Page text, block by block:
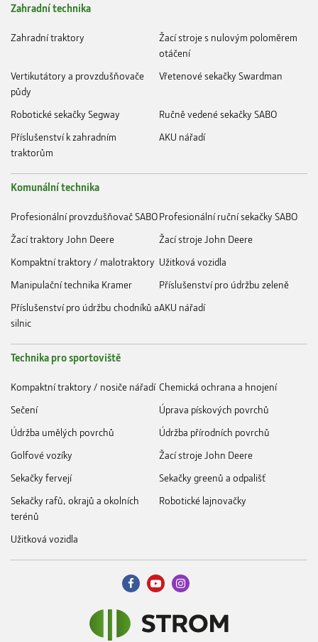
Zahradní technika
Zahradní traktory
Žací stroje s nulovým poloměrem
otáčení
Vertikutátory a provzdušňovače
půdy
Vřetenové sekačky Swardman
Robotické sekačky Segway
Ručně vedené sekačky SABO
Příslušenství k zahradním
traktorům
AKU nářadí
Komunální technika
Profesionální provzdušňovač SABOProfesionální ruční sekačky SABO
Žací traktory John Deere
Žací stroje John Deere
Kompaktní traktory / malotraktory Užitková vozidla
Manipulační technika Kramer
Příslušenství pro údržbu zeleně
Příslušenství pro údržbu chodníků a
silnic
AKU nářadí
Technika pro sportoviště
Kompaktní traktory / nosiče nářadí Chemická ochrana a hnojení
Sečení
Úprava pískových povrchů
Údržba umělých povrchů
Údržba přírodních povrchů
Golfové vozíky
Žací stroje John Deere
Sekačky fervejí
Sekačky greenů a odpališť
Sekačky rafů, okrajů a okolních
terénů
Robotické lajnovačky
Užitková vozidla